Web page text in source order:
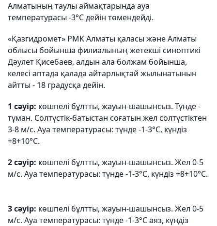
Алматының таулы аймақтарында ауа
температурасы -3°С дейін төмендейді.
«Қазгидромет» РМК Алматы қаласы және Алматы
облысы бойынша филиалының жетекші синоптикі
Дәулет Қисебаев, алдын ала болжам бойынша,
келесі аптада қалада айтарлықтай жылынатынын
айтты - 18 градусқа дейін.
1 сәуір: көшпелі бұлтты, жауын-шашынсыз. Түнде -
тұман. Солтүстік-батыстан соғатын жел солтүстіктен
3-8 м/с. Ауа температурасы: түнде -1-3°С, күндіз
+8+10°С.
2 сәуір: көшпелі бұлтты, жауын-шашынсыз. Жел 0-5
м/с. Ауа температурасы: түнде -1-3°С, күндіз +8+10°С.
3 сәуір: көшпелі бұлтты, жауын-шашынсыз. Жел 0-5
м/с. Ауа температурасы: түнде -1-3°С аяз, күндіз